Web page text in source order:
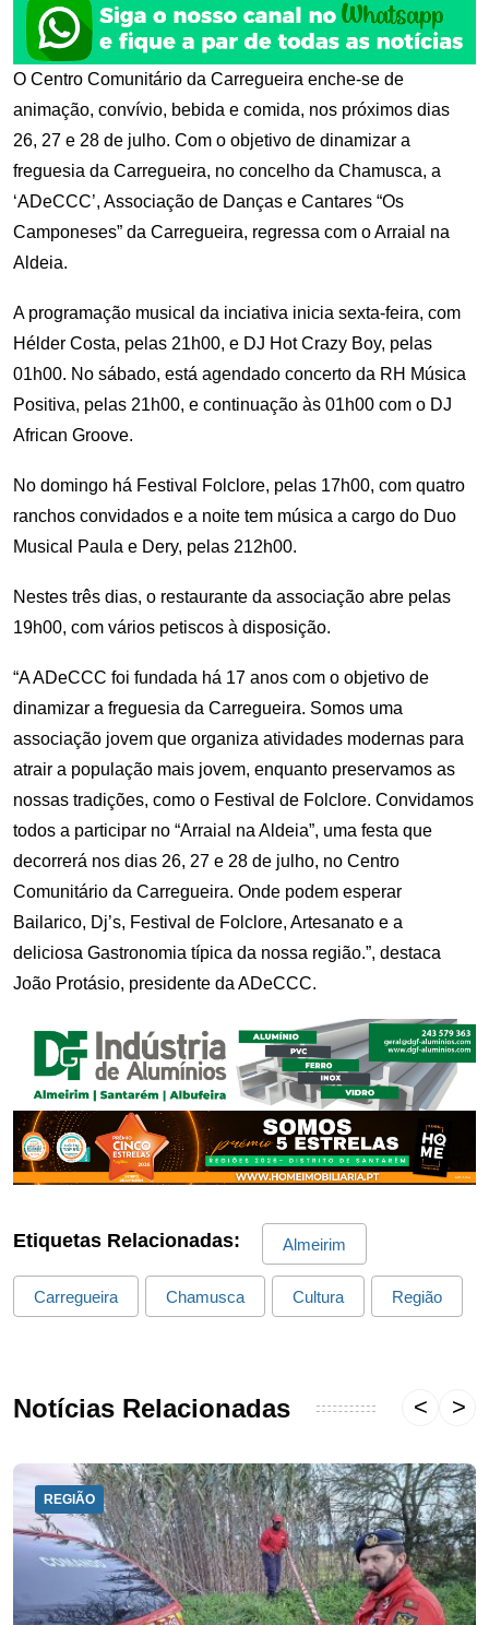
O Centro Comunitário da Carregueira enche-se de
animação, convívio, bebida e comida, nos próximos dias
26, 27 e 28 de julho. Com o objetivo de dinamizar a
freguesia da Carregueira, no concelho da Chamusca, a
‘ADeCCC’, Associação de Danças e Cantares “Os
Camponeses” da Carregueira, regressa com o Arraial na
Aldeia.
A programação musical da inciativa inicia sexta-feira, com
Hélder Costa, pelas 21h00, e DJ Hot Crazy Boy, pelas
01h00. No sábado, está agendado concerto da RH Música
Positiva, pelas 21h00, e continuação às 01h00 com o DJ
African Groove.
No domingo há Festival Folclore, pelas 17h00, com quatro
ranchos convidados e a noite tem música a cargo do Duo
Musical Paula e Dery, pelas 212h00.
Nestes três dias, o restaurante da associação abre pelas
19h00, com vários petiscos à disposição.
“A ADeCCC foi fundada há 17 anos com o objetivo de
dinamizar a freguesia da Carregueira. Somos uma
associação jovem que organiza atividades modernas para
atrair a população mais jovem, enquanto preservamos as
nossas tradições, como o Festival de Folclore. Convidamos
todos a participar no “Arraial na Aldeia”, uma festa que
decorrerá nos dias 26, 27 e 28 de julho, no Centro
Comunitário da Carregueira. Onde podem esperar
Bailarico, Dj’s, Festival de Folclore, Artesanato e a
deliciosa Gastronomia típica da nossa região.”, destaca
João Protásio, presidente da ADeCCC.
Etiquetas Relacionadas: Almeirim
Carregueira Chamusca Cultura Região
Notícias Relacionadas
REGIÃO